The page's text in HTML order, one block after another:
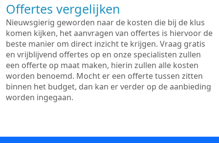
Offertes vergelijken
Nieuwsgierig geworden naar de kosten die bij de klus
komen kijken, het aanvragen van offertes is hiervoor de
beste manier om direct inzicht te krijgen. Vraag gratis
en vrijblijvend offertes op en onze specialisten zullen
een offerte op maat maken, hierin zullen alle kosten
worden benoemd. Mocht er een offerte tussen zitten
binnen het budget, dan kan er verder op de aanbieding
worden ingegaan.